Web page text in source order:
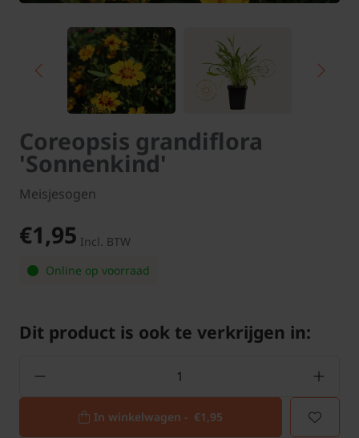
Coreopsis grandiflora
'Sonnenkind'
Meisjesogen
€1,95 Incl. BTW
Online op voorraad
Dit product is ook te verkrijgen in:
In winkelwagen - €1,95